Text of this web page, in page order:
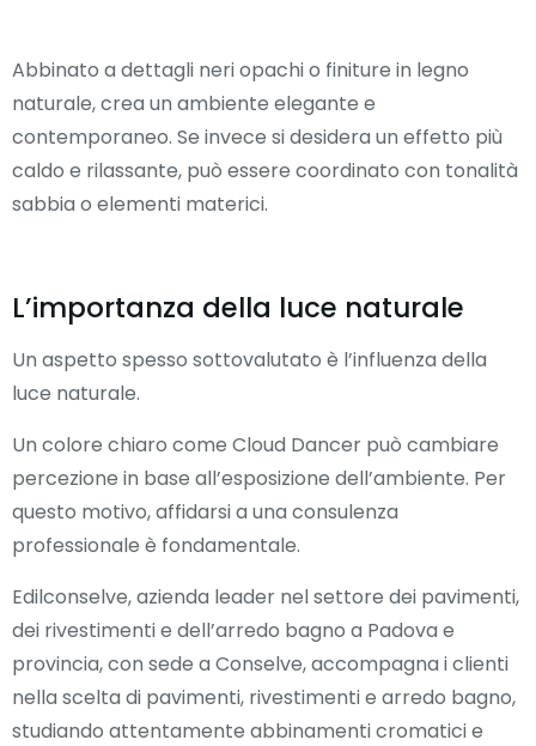
Abbinato a dettagli neri opachi o finiture in legno
naturale, crea un ambiente elegante e
contemporaneo. Se invece si desidera un effetto più
caldo e rilassante, può essere coordinato con tonalità
sabbia o elementi materici.
L’importanza della luce naturale
Un aspetto spesso sottovalutato è l’influenza della
luce naturale.
Un colore chiaro come Cloud Dancer può cambiare
percezione in base all’esposizione dell’ambiente. Per
questo motivo, affidarsi a una consulenza
professionale è fondamentale.
Edilconselve, azienda leader nel settore dei pavimenti,
dei rivestimenti e dell’arredo bagno a Padova e
provincia, con sede a Conselve, accompagna i clienti
nella scelta di pavimenti, rivestimenti e arredo bagno,
studiando attentamente abbinamenti cromatici e